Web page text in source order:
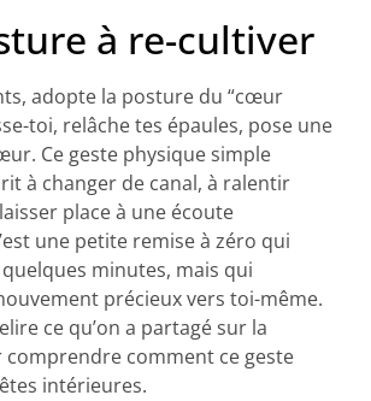
à re-cultiver
adopte la posture du “cœur
toi, relâche tes épaules, pose une
Ce geste physique simple
à changer de canal, à ralentir
place à une écoute
une petite remise à zéro qui
minutes, mais qui
précieux vers toi-même.
ce qu’on a partagé sur la
comment ce geste
intérieures.